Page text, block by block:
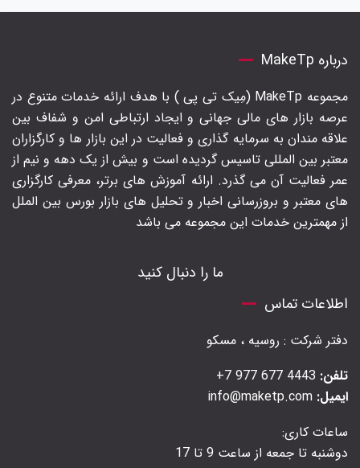
درباره MakeTp
مجموعه MakeTp (مِیک تی پی ) با هدف ارائه خدمات متنوع در
عرصه بازار های مالی جهانی و ایجاد ارتباطی امن و شفاف بین
علاقه مندان به سرمایه گذاری و فعالیت در این بازار ها و کارگزاران
معتبر بین المللی تاسیس گردیده است و بیش از یک دهه و نیم از
عمر فعالیت آن می گذرد. ارائه آموزش های برتر‍، معرفی کارگزاری
های معتبر و بروزرسانی اخبار و تحلیل های بازار بورس بین الملل
از مهمترین خدمات این مجموعه می باشد
ما را دنبال کنید
اطلاعات تماس
دفتر شرکت : روسیه ، مسکو
تلفن:
ایمیل:
ساعات کاری:
دوشنبه تا جمعه از ساعت 9 تا 17